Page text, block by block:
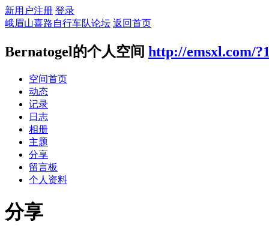
新用户注册 登录
峨眉山喜路自行车队论坛 返回首页
Bernatogel的个人空间 http://emsxl.com/
空间首页
动态
记录
日志
相册
主题
分享
留言板
个人资料
分享